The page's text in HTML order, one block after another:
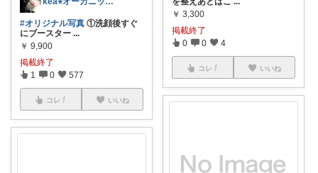
#オリジナル写真 ①洗顔後すぐ
にブースター ...
￥ 9,900
掲載終了
1 0 577
コレ いいね
￥ 3,300
掲載終了
0 0 4
コレ いいね